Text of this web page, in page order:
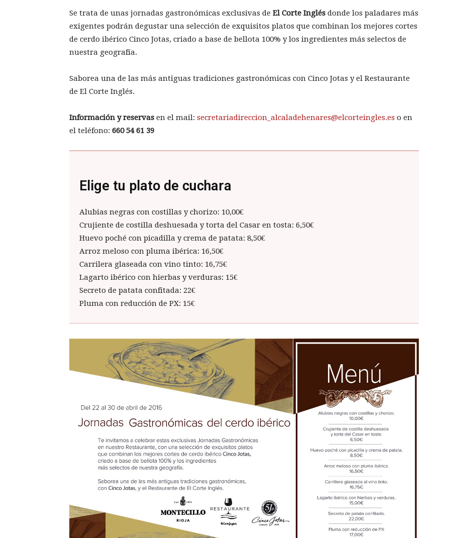
Se trata de unas jornadas gastronómicas exclusivas de El Corte Inglés donde los paladares más
exigentes podrán degustar una selección de exquisitos platos que combinan los mejores cortes
de cerdo ibérico Cinco Jotas, criado a base de bellota 100% y los ingredientes más selectos de
nuestra geografía.
Saborea una de las más antiguas tradiciones gastronómicas con Cinco Jotas y el Restaurante
de El Corte Inglés.
Información y reservas en el mail: secretariadireccion_alcaladehenares@elcorteingles.es o en
el teléfono: 660 54 61 39
Elige tu plato de cuchara
Alubias negras con costillas y chorizo: 10,00€
Crujiente de costilla deshuesada y torta del Casar en tosta: 6,50€
Huevo poché con picadilla y crema de patata: 8,50€
Arroz meloso con pluma ibérica: 16,50€
Carrilera glaseada con vino tinto: 16,75€
Lagarto ibérico con hierbas y verduras: 15€
Secreto de patata confitada: 22€
Pluma con reducción de PX: 15€